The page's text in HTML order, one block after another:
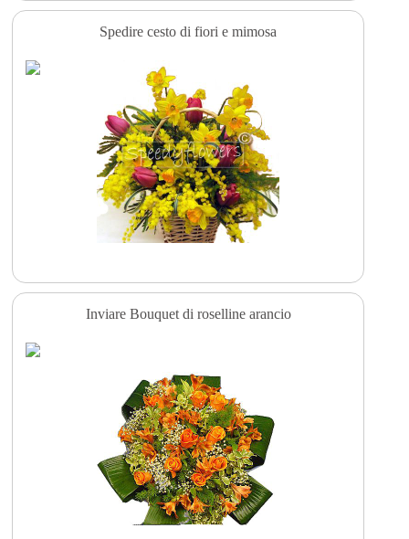
Spedire cesto di fiori e mimosa
Inviare Bouquet di roselline arancio